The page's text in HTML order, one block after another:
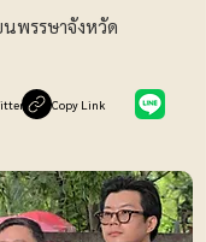
พรรษาจังหวัด
Copy Link